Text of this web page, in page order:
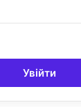
Увійти